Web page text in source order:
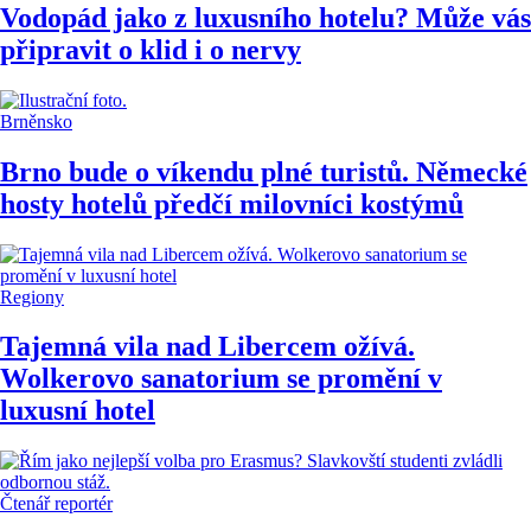
Vodopád jako z luxusního hotelu? Může vás
připravit o klid i o nervy
Brněnsko
Brno bude o víkendu plné turistů. Německé
hosty hotelů předčí milovníci kostýmů
Regiony
Tajemná vila nad Libercem ožívá.
Wolkerovo sanatorium se promění v
luxusní hotel
Čtenář reportér